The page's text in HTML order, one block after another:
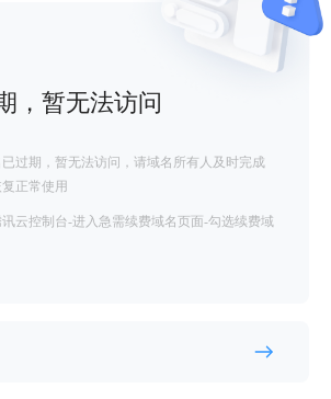
，暂无法访问
过期，暂无法访问，请域名所有人及时完成
正常使用
云控制台-进入急需续费域名页面-勾选续费域